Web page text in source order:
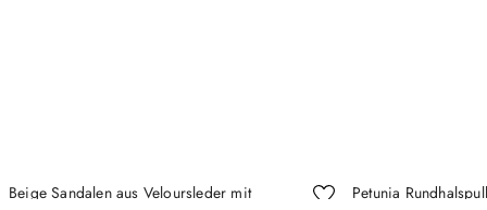
Beige Sandalen aus Veloursleder mit
Petunia